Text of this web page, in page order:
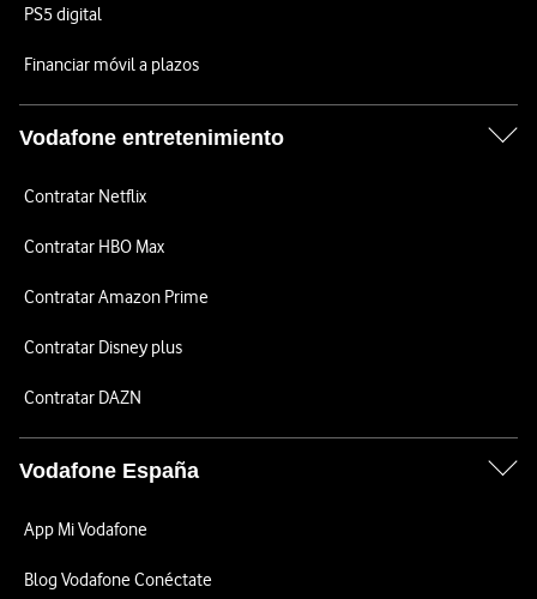
PS5 digital
Financiar móvil a plazos
Vodafone entretenimiento
Contratar Netflix
Contratar HBO Max
Contratar Amazon Prime
Contratar Disney plus
Contratar DAZN
Vodafone España
App Mi Vodafone
Blog Vodafone Conéctate